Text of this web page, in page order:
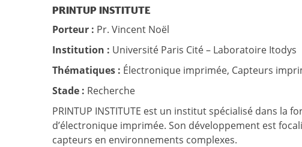
PRINTUP INSTITUTE
Porteur : Pr. Vincent Noël
Institution : Université Paris Cité – Laboratoire Itodys
Thématiques : Électronique imprimée, Capteurs
Stade : Recherche
PRINTUP INSTITUTE est un institut spécialisé dans la
d’électronique imprimée. Son développement est
capteurs en environnements complexes.